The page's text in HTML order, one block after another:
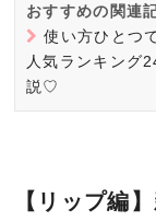
おすすめの関連
使い方ひとつ
人気ランキング
説♡
【リップ編